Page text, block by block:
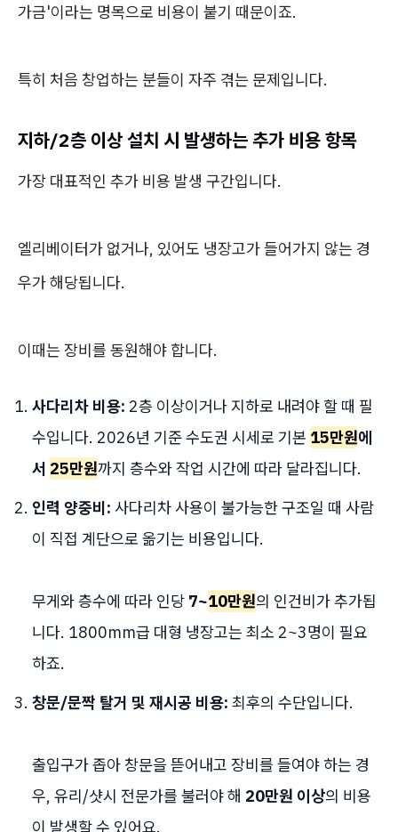
가금'이라는 명목으로 비용이 붙기 때문이죠.
특히 처음 창업하는 분들이 자주 겪는 문제입니다.
지하/2층 이상 설치 시 발생하는 추가 비용 항목
가장 대표적인 추가 비용 발생 구간입니다.
엘리베이터가 없거나, 있어도 냉장고가 들어가지 않는 경
우가 해당됩니다.
이때는 장비를 동원해야 합니다.
사다리차 비용: 2층 이상이거나 지하로 내려야 할 때 필
수입니다. 2026년 기준 수도권 시세로 기본 15만원에
서 25만원까지 층수와 작업 시간에 따라 달라집니다.
인력 양중비: 사다리차 사용이 불가능한 구조일 때 사람
이 직접 계단으로 옮기는 비용입니다.
무게와 층수에 따라 인당 7~10만원의 인건비가 추가됩
니다. 1800mm급 대형 냉장고는 최소 2~3명이 필요
하죠.
창문/문짝 탈거 및 재시공 비용: 최후의 수단입니다.
출입구가 좁아 창문을 뜯어내고 장비를 들여야 하는 경
우, 유리/샷시 전문가를 불러야 해 20만원 이상의 비용
이 발생할 수 있어요.